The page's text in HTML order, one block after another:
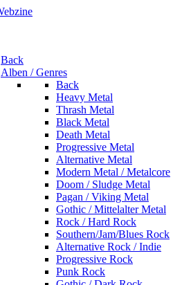
Back
Alben / Genres
Back
Heavy Metal
Thrash Metal
Black Metal
Death Metal
Progressive Metal
Alternative Metal
Modern Metal / Metalcore
Doom / Sludge Metal
Pagan / Viking Metal
Gothic / Mittelalter Metal
Rock / Hard Rock
Southern/Jam/Blues Rock
Alternative Rock / Indie
Progressive Rock
Punk Rock